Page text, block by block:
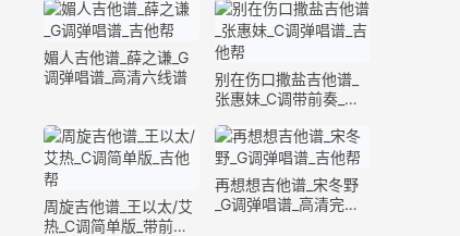
媚人吉他谱_薛之谦_G
调弹唱谱_高清六线谱
别在伤口撒盐吉他谱_
张惠妹_C调带前奏_完
周旋吉他谱_王以太/艾
热_C调简单版_带前奏
再想想吉他谱_宋冬野
_G调弹唱谱_高清完整